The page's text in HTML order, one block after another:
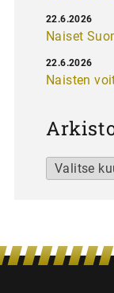
Naiset
22.6.2026
Naisten
22.6.2026
Arkistot